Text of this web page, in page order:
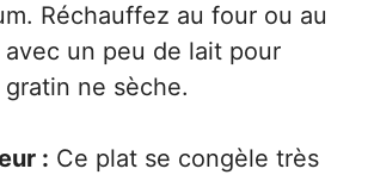
Réchauffez au four ou au
un peu de lait pour
ne sèche.
: Ce plat se congèle très